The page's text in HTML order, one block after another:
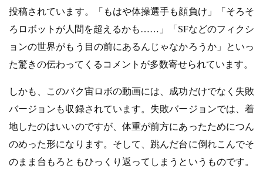
投稿されています。「もはや体操選手も顔負け」「そろそ
ろロボットが人間を超えるかも……」「SFなどのフィクシ
ョンの世界がもう目の前にあるんじゃなかろうか」といっ
た驚きの伝わってくるコメントが多数寄せられています。
しかも、このバク宙ロボの動画には、成功だけでなく失敗
バージョンも収録されています。失敗バージョンでは、着
地したのはいいのですが、体重が前方にあったためにつん
のめった形になります。そして、跳んだ台に倒れこんでそ
のまま台もろともひっくり返ってしまうというものです。